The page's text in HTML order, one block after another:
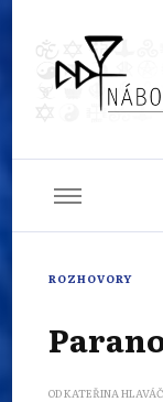
ROZHOVORY
ODKATEŘINA